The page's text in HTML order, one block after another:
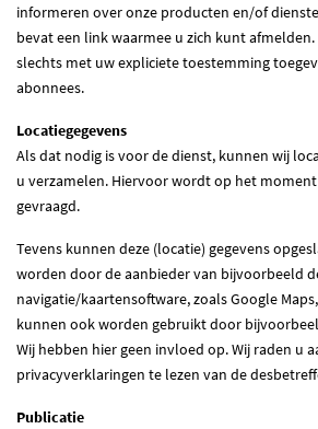
informeren over onze producten en/of
bevat een link waarmee u zich kunt
slechts met uw expliciete toestemming
abonnees.
Locatiegegevens
Als dat nodig is voor de dienst, kunnen wij
u verzamelen. Hiervoor wordt op het
gevraagd.
Tevens kunnen deze (locatie) gegevens
worden door de aanbieder van bijvoorbeeld
navigatie/kaartensoftware, zoals Google
kunnen ook worden gebruikt door
Wij hebben hier geen invloed op. Wij raden u
privacyverklaringen te lezen van de
Publicatie